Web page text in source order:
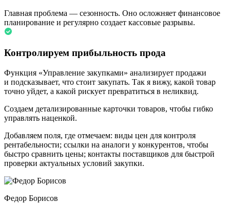
Главная проблема — сезонность. Оно осложняет финансовое
планирование и регулярно создает кассовые разрывы.
Контролируем прибыльность прода
Функция «Управление закупками» анализирует продажи
и подсказывает, что стоит закупать. Так я вижу, какой товар
точно уйдет, а какой рискует превратиться в неликвид.
Создаем детализированные карточки товаров, чтобы гибко
управлять наценкой.
Добавляем поля, где отмечаем: виды цен для контроля
рентабельности; ссылки на аналоги у конкурентов, чтобы
быстро сравнить цены; контакты поставщиков для быстрой
проверки актуальных условий закупки.
Федор Борисов